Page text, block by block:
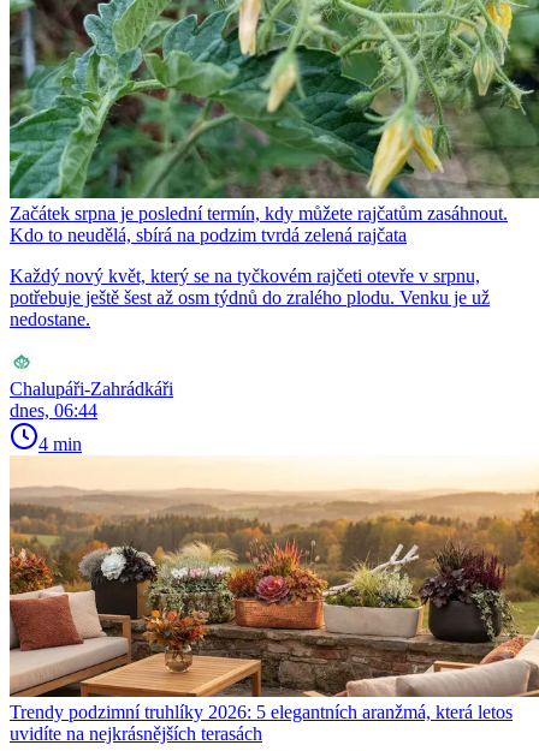
Začátek srpna je poslední termín, kdy můžete rajčatům zasáhnout.
Kdo to neudělá, sbírá na podzim tvrdá zelená rajčata
Každý nový květ, který se na tyčkovém rajčeti otevře v srpnu,
potřebuje ještě šest až osm týdnů do zralého plodu. Venku je už
nedostane.
Chalupáři-Zahrádkáři
dnes, 06:44
4 min
Trendy podzimní truhlíky 2026: 5 elegantních aranžmá, která letos
uvidíte na nejkrásnějších terasách